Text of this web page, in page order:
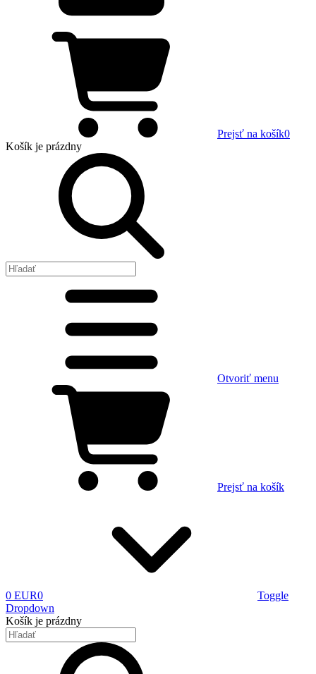
Prejsť na košík0
Košík je prázdny
Otvoriť menu
Prejsť na košík
0 EUR0
Toggle
Dropdown
Košík je prázdny